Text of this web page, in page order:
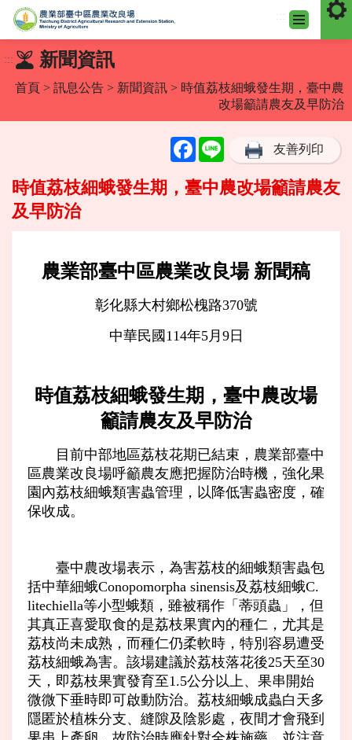
到
::: 新聞資訊
首頁 > 訊息公告 > 新聞資訊 > 時值荔枝細蛾發生期，臺中農
改場籲請農友及早防治
FacebookLine 友善列印
時值荔枝細蛾發生期，臺中農改場籲請農友
及早防治
農業部臺中區農業改良場 新聞稿
彰化縣大村鄉松槐路370號
中華民國114年5月9日
時值荔枝細蛾發生期，臺中農改場
籲請農友及早防治
目前中部地區荔枝花期已結束，農業部臺中
區農業改良場呼籲農友應把握防治時機，強化果
園內荔枝細蛾類害蟲管理，以降低害蟲密度，確
保收成。
臺中農改場表示，為害荔枝的細蛾類害蟲包
括中華細蛾Conopomorpha sinensis及荔枝細蛾C.
litechiella等小型蛾類，雖被稱作「蒂頭蟲」，但
其真正喜愛取食的是荔枝果實內的種仁，尤其是
荔枝尚未成熟，而種仁仍柔軟時，特別容易遭受
荔枝細蛾為害。該場建議於荔枝落花後25天至30
天，即荔枝果實發育至1.5公分以上、果串開始
微微下垂時即可啟動防治。荔枝細蛾成蟲白天多
隱匿於植株分支、縫隙及陰影處，夜間才會飛到